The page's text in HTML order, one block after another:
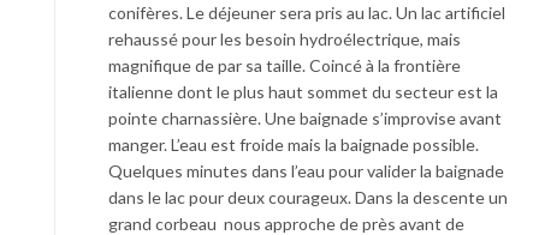
conifères. Le déjeuner sera pris au lac. Un lac artificiel
rehaussé pour les besoin hydroélectrique, mais
magnifique de par sa taille. Coincé à la frontière
italienne dont le plus haut sommet du secteur est la
pointe charnassière. Une baignade s’improvise avant
manger. L’eau est froide mais la baignade possible.
Quelques minutes dans l’eau pour valider la baignade
dans le lac pour deux courageux. Dans la descente un
grand corbeau nous approche de près avant de